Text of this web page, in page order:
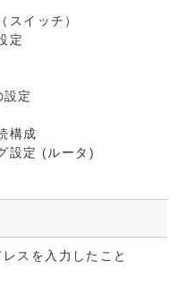
イッチ）
定
定
構成
設定 (ルータ)
スを入力したこと